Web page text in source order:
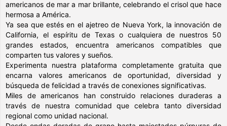
americanos de mar a mar brillante, celebrando el crisol que hace
hermosa a América.
Ya sea que estés en el ajetreo de Nueva York, la innovación de
California, el espíritu de Texas o cualquiera de nuestros 50
grandes estados, encuentra americanos compatibles que
comparten tus valores y sueños.
Experimenta nuestra plataforma completamente gratuita que
encarna valores americanos de oportunidad, diversidad y
búsqueda de felicidad a través de conexiones significativas.
Miles de americanos han construido relaciones duraderas a
través de nuestra comunidad que celebra tanto diversidad
regional como unidad nacional.